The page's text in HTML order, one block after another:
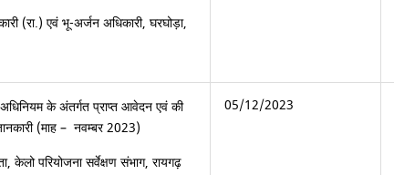
(रा.) एवं भू-अर्जन अधिकारी, घरघोड़ा,
के अंतर्गत प्राप्त आवेदन एवं की
(माह – नवम्बर 2023)
केलो परियोजना सर्वेक्षण संभाग, रायगढ़
05/12/2023